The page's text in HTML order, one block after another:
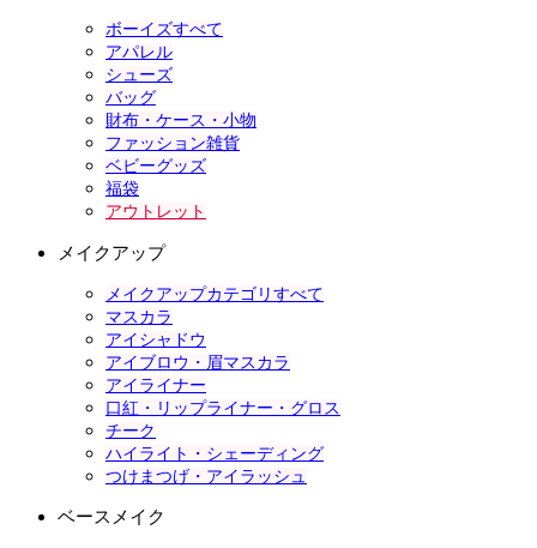
ボーイズすべて
アパレル
シューズ
バッグ
財布・ケース・小物
ファッション雑貨
ベビーグッズ
福袋
アウトレット
メイクアップ
メイクアップカテゴリすべて
マスカラ
アイシャドウ
アイブロウ・眉マスカラ
アイライナー
口紅・リップライナー・グロス
チーク
ハイライト・シェーディング
つけまつげ・アイラッシュ
ベースメイク